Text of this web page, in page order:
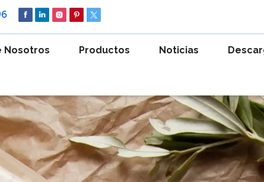
Nosotros Productos Noticias